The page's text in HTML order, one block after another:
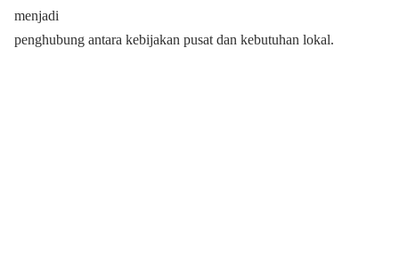
menjadi
penghubung antara kebijakan pusat dan kebutuhan lokal.